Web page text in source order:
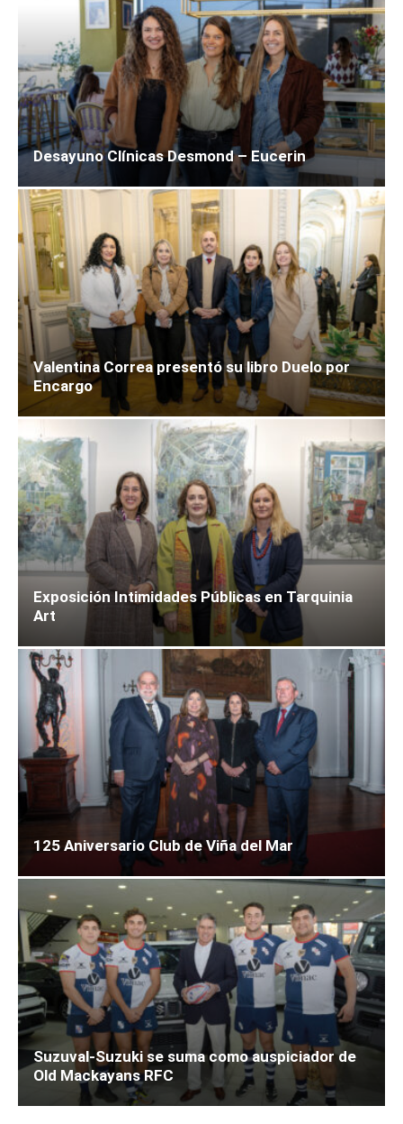
Desayuno Clínicas Desmond – Eucerin
Valentina Correa presentó su libro Duelo por
Encargo
Exposición Intimidades Públicas en Tarquinia
Art
125 Aniversario Club de Viña del Mar
Suzuval-Suzuki se suma como auspiciador de
Old Mackayans RFC